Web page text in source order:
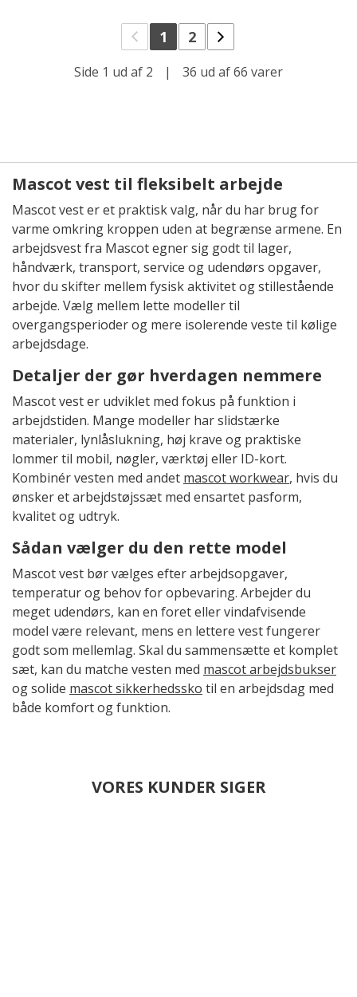
1 2
Side 1 ud af 2 | 36 ud af 66 varer
Mascot vest til fleksibelt arbejde
Mascot vest er et praktisk valg, når du har brug for
varme omkring kroppen uden at begrænse armene. En
arbejdsvest fra Mascot egner sig godt til lager,
håndværk, transport, service og udendørs opgaver,
hvor du skifter mellem fysisk aktivitet og stillestående
arbejde. Vælg mellem lette modeller til
overgangsperioder og mere isolerende veste til kølige
arbejdsdage.
Detaljer der gør hverdagen nemmere
Mascot vest er udviklet med fokus på funktion i
arbejdstiden. Mange modeller har slidstærke
materialer, lynlåslukning, høj krave og praktiske
lommer til mobil, nøgler, værktøj eller ID-kort.
Kombinér vesten med andet mascot workwear, hvis du
ønsker et arbejdstøjssæt med ensartet pasform,
kvalitet og udtryk.
Sådan vælger du den rette model
Mascot vest bør vælges efter arbejdsopgaver,
temperatur og behov for opbevaring. Arbejder du
meget udendørs, kan en foret eller vindafvisende
model være relevant, mens en lettere vest fungerer
godt som mellemlag. Skal du sammensætte et komplet
sæt, kan du matche vesten med mascot arbejdsbukser
og solide mascot sikkerhedssko til en arbejdsdag med
både komfort og funktion.
VORES KUNDER SIGER